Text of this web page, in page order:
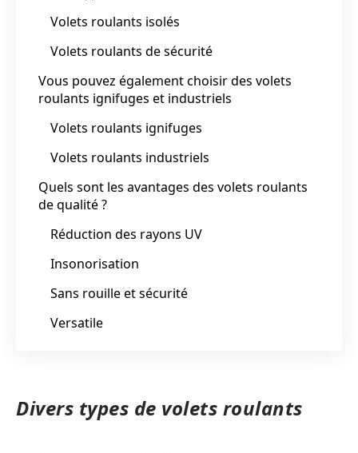
Volets roulants isolés
Volets roulants de sécurité
Vous pouvez également choisir des volets
roulants ignifuges et industriels
Volets roulants ignifuges
Volets roulants industriels
Quels sont les avantages des volets roulants
de qualité ?
Réduction des rayons UV
Insonorisation
Sans rouille et sécurité
Versatile
Divers types de volets roulants